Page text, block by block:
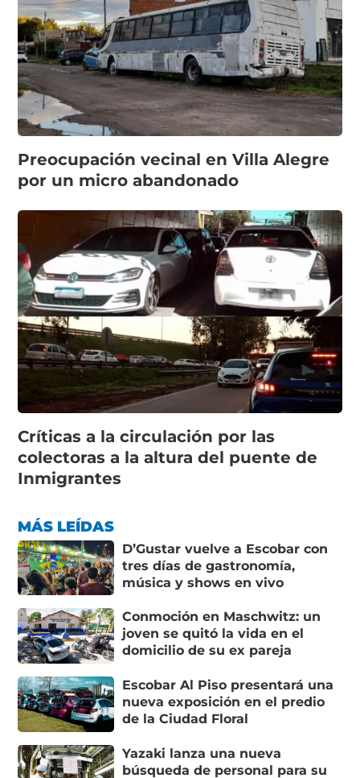
Preocupación vecinal en Villa Alegre
por un micro abandonado
Críticas a la circulación por las
colectoras a la altura del puente de
Inmigrantes
MÁS LEÍDAS
D’Gustar vuelve a Escobar con
tres días de gastronomía,
música y shows en vivo
Conmoción en Maschwitz: un
joven se quitó la vida en el
domicilio de su ex pareja
Escobar Al Piso presentará una
nueva exposición en el predio
de la Ciudad Floral
Yazaki lanza una nueva
búsqueda de personal para su